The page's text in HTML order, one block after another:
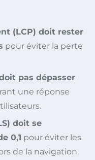
(LCP) doit rester
pour éviter la perte
pas dépasser
une réponse
doit se
0,1 pour éviter les
de la navigation.